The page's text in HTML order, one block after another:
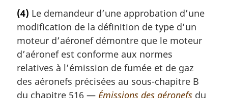
(4) Le demandeur d’une approbation d’une
modification de la définition de type d’un
moteur d’aéronef démontre que le moteur
d’aéronef est conforme aux normes
relatives à l’émission de fumée et de gaz
des aéronefs précisées au sous-chapitre B
du chapitre 516 — Émissions des aéronefs du